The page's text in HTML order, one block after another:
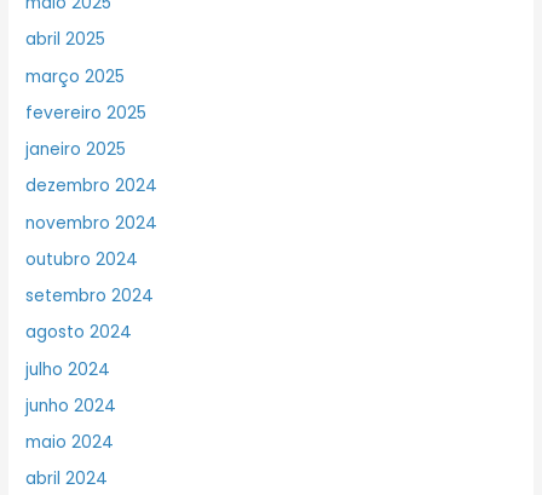
abril 2025
março 2025
fevereiro 2025
janeiro 2025
dezembro 2024
novembro 2024
outubro 2024
setembro 2024
agosto 2024
julho 2024
junho 2024
maio 2024
abril 2024